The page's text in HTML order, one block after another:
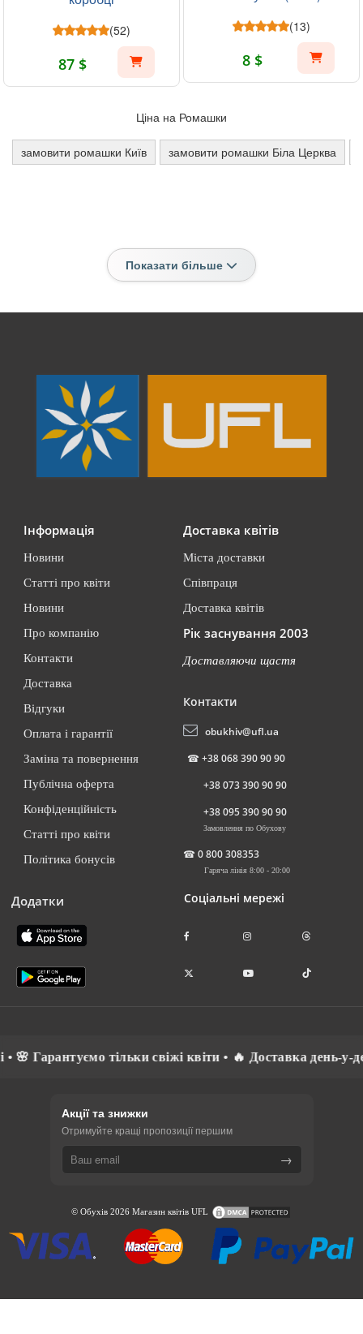
(52)
87 $
(13)
8 $
Ціна на Ромашки
замовити ромашки Київ замовити ромашки Біла Церква
Показати більше
Інформація
Новини
Статті про квіти
Новини
Про компанію
Контакти
Доставка
Відгуки
Оплата і гарантії
Заміна та повернення
Публічна оферта
Конфіденційність
Статті про квіти
Політика бонусів
Додатки
Доставка квітів
Міста доставки
Співпраця
Доставка квітів
Рік заснування 2003
Доставляючи щастя
Контакти
obukhiv@ufl.ua
☎ +38 068 390 90 90
+38 073 390 90 90
+38 095 390 90 90
Замовлення по Обухову
☎ 0 800 308353
Гаряча лінія 8:00 - 20:00
Соціальні мережі
тільки свіжі квіти • 🔥 Доставка день-у-
Акції та знижки
Отримуйте кращі пропозиції першим
→
© Обухів 2026 Магазин квітів UFL